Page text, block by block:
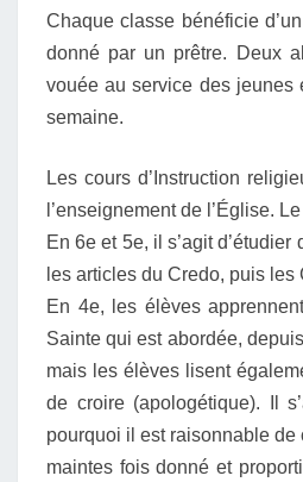
Chaque classe bénéficie
donné par un prêtre. Deux
vouée au service des jeunes
semaine.
Les cours d’Instruction
l’enseignement de l’Église.
En 6e et 5e, il s’agit
les articles du Credo, puis
En 4e, les élèves
Sainte qui est abordée,
mais les élèves lisent
de croire (apologétique). Il
pourquoi il est raisonnable de
maintes fois donné et